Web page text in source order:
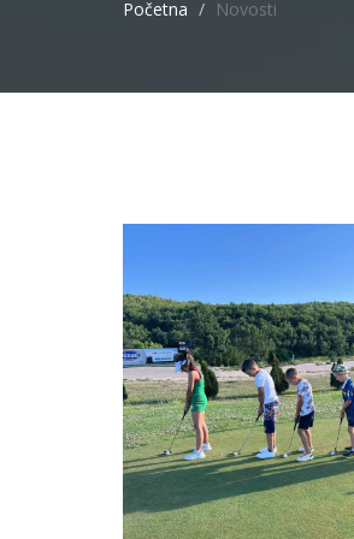
Početna Novosti